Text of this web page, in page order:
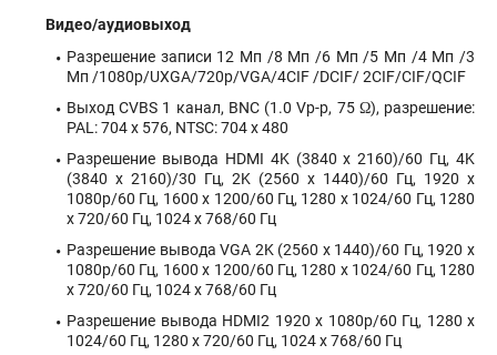
Видео/аудиовыход
Разрешение записи 12 Мп /8 Мп /6 Мп /5 Мп /4 Мп /3
Мп /1080p/UXGA/720p/VGA/4CIF /DCIF/ 2CIF/CIF/QCIF
Выход CVBS 1 канал, BNC (1.0 Vp-p, 75 Ω), разрешение:
PAL: 704 x 576, NTSC: 704 x 480
Разрешение вывода HDMI 4K (3840 x 2160)/60 Гц, 4K
(3840 x 2160)/30 Гц, 2K (2560 x 1440)/60 Гц, 1920 x
1080p/60 Гц, 1600 x 1200/60 Гц, 1280 x 1024/60 Гц, 1280
x 720/60 Гц, 1024 x 768/60 Гц
Разрешение вывода VGA 2K (2560 x 1440)/60 Гц, 1920 x
1080p/60 Гц, 1600 x 1200/60 Гц, 1280 x 1024/60 Гц, 1280
x 720/60 Гц, 1024 x 768/60 Гц
Разрешение вывода HDMI2 1920 x 1080p/60 Гц, 1280 x
1024/60 Гц, 1280 x 720/60 Гц, 1024 x 768/60 Гц